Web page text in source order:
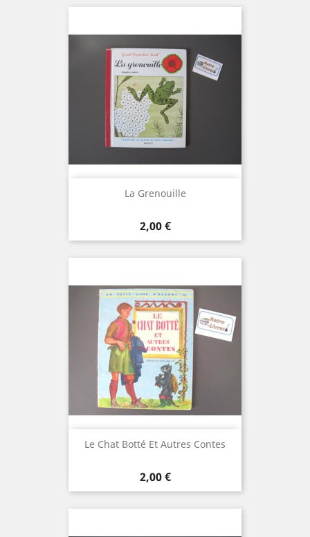
La Grenouille
Prix
2,00 €
Le Chat Botté Et Autres Contes
Prix
2,00 €